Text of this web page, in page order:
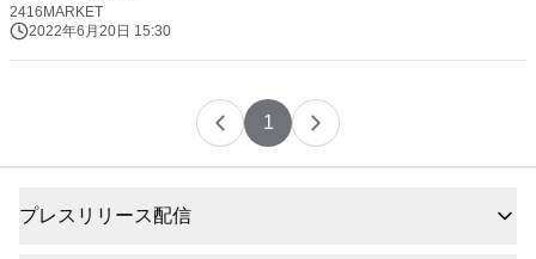
2416MARKET
2022年6月20日 15:30
1
プレスリリース配信